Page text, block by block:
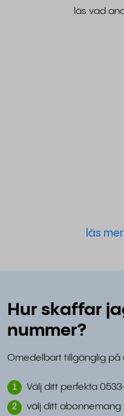
läs vad
läs
Hur skaffar
nummer?
Omedelbart tillgänglig på
1 Välj ditt perfekta
2 välj ditt abonnemang